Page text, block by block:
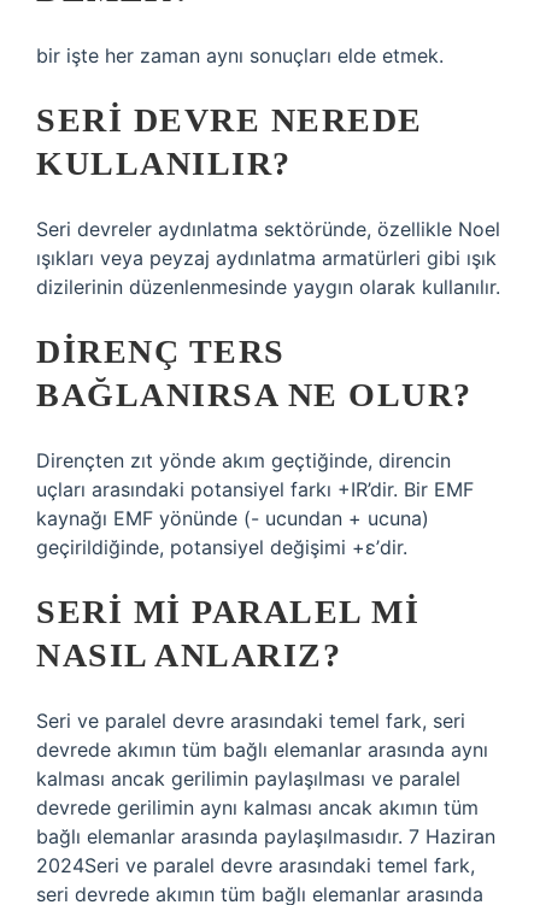
bir işte her zaman aynı sonuçları elde etmek.
SERI DEVRE NEREDE
KULLANILIR?
Seri devreler aydınlatma sektöründe, özellikle Noel
ışıkları veya peyzaj aydınlatma armatürleri gibi ışık
dizilerinin düzenlenmesinde yaygın olarak kullanılır.
DIRENÇ TERS
BAĞLANIRSA NE OLUR?
Dirençten zıt yönde akım geçtiğinde, direncin
uçları arasındaki potansiyel farkı +IR’dir. Bir EMF
kaynağı EMF yönünde (- ucundan + ucuna)
geçirildiğinde, potansiyel değişimi +ε’dir.
SERI MI PARALEL MI
NASIL ANLARIZ?
Seri ve paralel devre arasındaki temel fark, seri
devrede akımın tüm bağlı elemanlar arasında aynı
kalması ancak gerilimin paylaşılması ve paralel
devrede gerilimin aynı kalması ancak akımın tüm
bağlı elemanlar arasında paylaşılmasıdır. 7 Haziran
2024Seri ve paralel devre arasındaki temel fark,
seri devrede akımın tüm bağlı elemanlar arasında